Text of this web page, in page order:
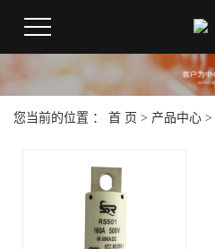
您当前的位置 ： 首 页 > 产品中心 >